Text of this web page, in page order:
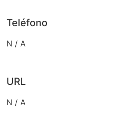
Teléfono
N / A
URL
N / A